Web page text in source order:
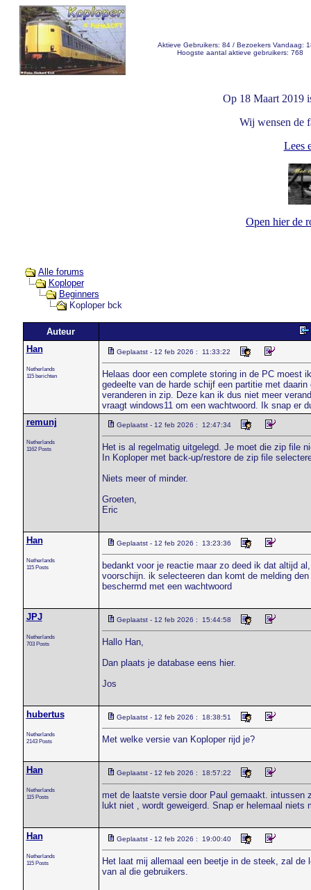
Aktieve Gebruikers: 84 / Bezoekers Vandaag:
Hoogste aantal aktieve gebruikers: 768
Op 18 Maart 2019
Wij wensen de
Lees
Open hier de
Alle forums
Koploper
Beginners
Koploper bck
Auteur
Han
Netherlands
115 berichten
Geplaatst - 12 feb 2026 : 11:33:22
Helaas door een complete storing in de PC moest
gedeelte van de harde schijf een partitie met
veranderen in zip. Deze kan ik dus niet meer
vraagt windows11 om een wachtwoord. Ik snap er
remunj
Netherlands
1162 Posts
Geplaatst - 12 feb 2026 : 12:47:34
Het is al regelmatig uitgelegd. Je moet die zip file
In Koploper met back-up/restore de zip file
Niets meer of minder.
Groeten,
Eric
Han
Netherlands
115 Posts
Geplaatst - 12 feb 2026 : 13:23:36
bedankt voor je reactie maar zo deed ik dat altijd
voorschijn. ik selecteeren dan komt de melding
beschermd met een wachtwoord
JPJ
Netherlands
703 Posts
Geplaatst - 12 feb 2026 : 15:44:58
Hallo Han,
Dan plaats je database eens hier.
Jos
hubertus
Netherlands
2143 Posts
Geplaatst - 12 feb 2026 : 18:38:51
Met welke versie van Koploper rijd je?
Han
Netherlands
115 Posts
Geplaatst - 12 feb 2026 : 18:57:22
met de laatste versie door Paul gemaakt.
lukt niet , wordt geweigerd. Snap er helemaal niets
Han
Netherlands
115 Posts
Geplaatst - 12 feb 2026 : 19:00:40
Het laat mij allemaal een beetje in de steek, zal
van al die gebruikers.